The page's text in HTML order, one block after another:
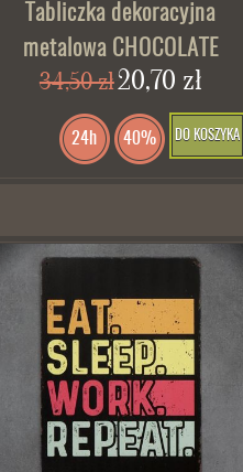
Tabliczka dekoracyjna
metalowa CHOCOLATE
34,50 zł20,70 zł
DO KOSZYKA
24h 40%